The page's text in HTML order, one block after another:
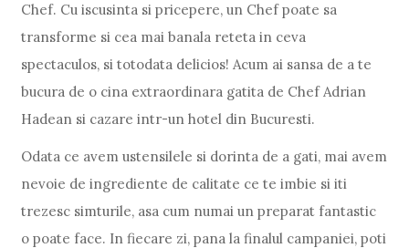
Chef. Cu iscusinta si pricepere, un Chef poate sa
transforme si cea mai banala reteta in ceva
spectaculos, si totodata delicios! Acum ai sansa de a te
bucura de o cina extraordinara gatita de Chef Adrian
Hadean si cazare intr-un hotel din Bucuresti.
Odata ce avem ustensilele si dorinta de a gati, mai avem
nevoie de ingrediente de calitate ce te imbie si iti
trezesc simturile, asa cum numai un preparat fantastic
o poate face. In fiecare zi, pana la finalul campaniei, poti